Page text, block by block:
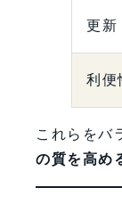
更新
利便
これらをバ
の質を高め